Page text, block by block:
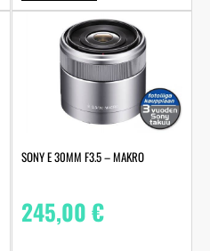
SONY E 30MM F3.5 – MAKRO
245,00€